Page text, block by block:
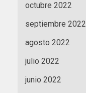
octubre 2022
septiembre 2022
agosto 2022
julio 2022
junio 2022